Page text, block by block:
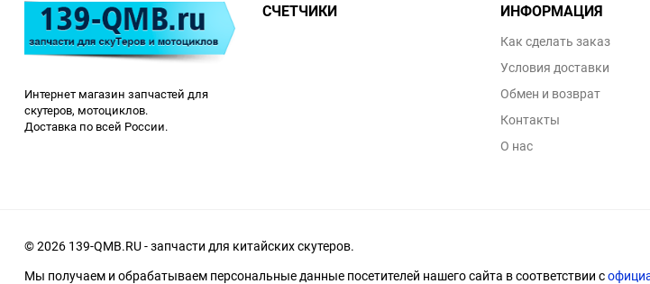
Интернет магазин запчастей для
скутеров, мотоциклов.
Доставка по всей России.
СЧЕТЧИКИ ИНФОРМАЦИЯ
Как сделать заказ
Условия доставки
Обмен и возврат
Контакты
О нас
© 2026 139-QMB.RU - запчасти для китайских скутеров.
Мы получаем и обрабатываем персональные данные посетителей нашего сайта в соответствии с